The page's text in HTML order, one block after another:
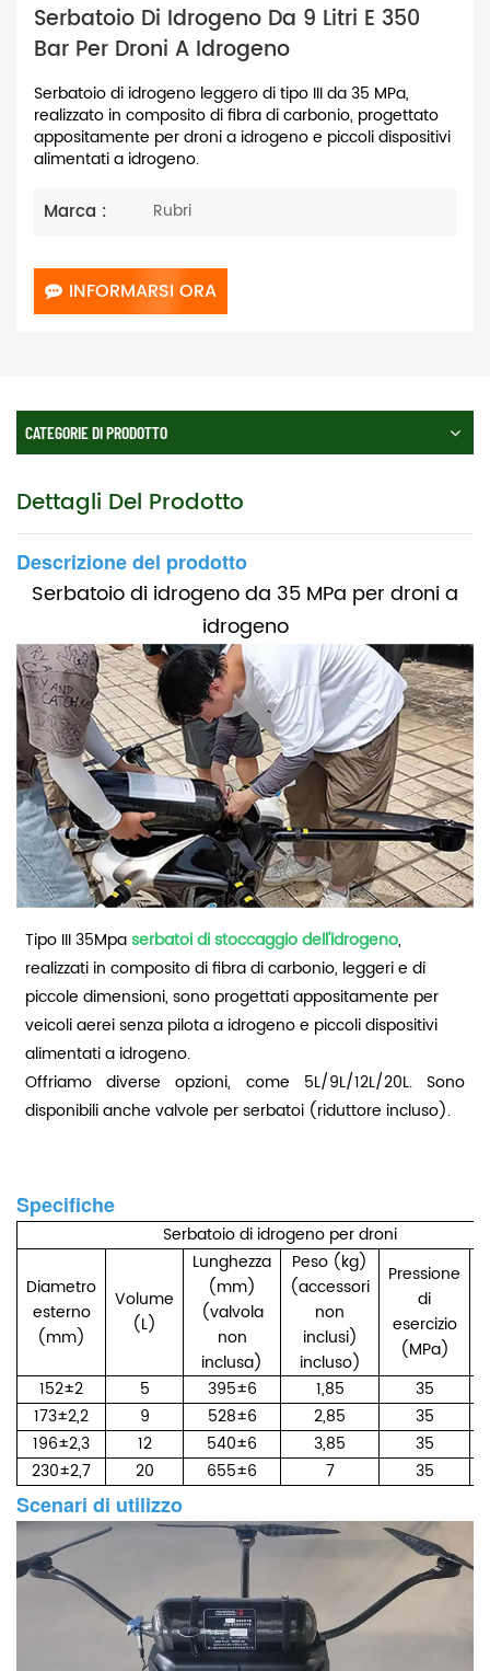
Serbatoio Di Idrogeno Da 9 Litri E 350
Bar Per Droni A Idrogeno
Serbatoio di idrogeno leggero di tipo III da 35 MPa,
realizzato in composito di fibra di carbonio, progettato
appositamente per droni a idrogeno e piccoli dispositivi
alimentati a idrogeno.
Marca : Rubri
INFORMARSI ORA
CATEGORIE DI PRODOTTO
Dettagli Del Prodotto
Descrizione del prodotto
Serbatoio di idrogeno da 35 MPa per droni a
idrogeno
Tipo III 35Mpaserbatoi di stoccaggio dell'idrogeno,
realizzati in composito di fibra di carbonio, leggeri e di
piccole dimensioni, sono progettati appositamente per
veicoli aerei senza pilota a idrogeno e piccoli dispositivi
alimentati a idrogeno.
Offriamo diverse opzioni, come 5L/9L/12L/20L. Sono
disponibili anche valvole per serbatoi (riduttore incluso).
Specifiche
Serbatoio di idrogeno per droni
Diametro
esterno
(mm)
Volume
(L)
Lunghezza
(mm)
(valvola
non
inclusa)
Peso (kg)
(accessori
non
inclusi)
incluso)
Pressione
di
esercizio
(MPa)
152±2 5 395±6 1,85 35
173±2,2
9 528±6 2,85 35
196±2,3
12 540±6 3,85 35
230±2,7
20 655±6 7 35
Scenari di utilizzo